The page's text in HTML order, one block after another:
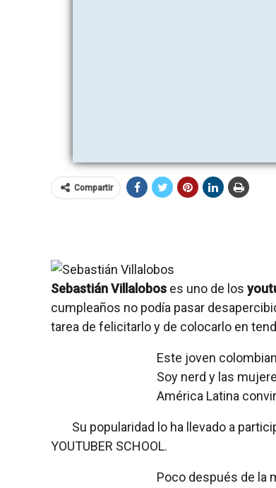
Compartir
Sebastián Villalobos es uno de los
cumpleaños no podía pasar
tarea de felicitarlo y de colocarlo en
Este joven
Soy nerd y las
América Latina
Su popularidad lo ha llevado a
YOUTUBER SCHOOL.
Poco después de la